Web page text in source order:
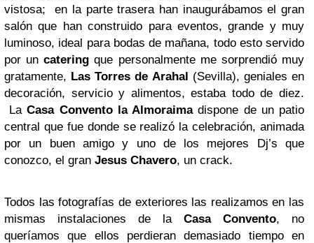
vistosa; en la parte trasera han inaugurábamos el gran
salón que han construido para eventos, grande y muy
luminoso, ideal para bodas de mañana, todo esto servido
por un catering que personalmente me sorprendió muy
gratamente, Las Torres de Arahal (Sevilla), geniales en
decoración, servicio y alimentos, estaba todo de diez.
LaCasa Convento la Almoraimadispone de un patio
central que fue donde se realizó la celebración, animada
por un buen amigo y uno de los mejores Dj’s que
conozco, el gran Jesus Chavero, un crack.
Todos las fotografías de exteriores las realizamos en las
mismas instalaciones de la Casa Convento, no
queríamos que ellos perdieran demasiado tiempo en